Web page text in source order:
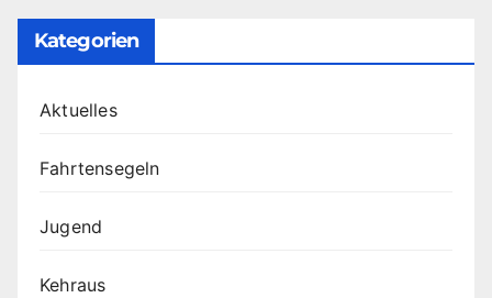
Kategorien
Aktuelles
Fahrtensegeln
Jugend
Kehraus